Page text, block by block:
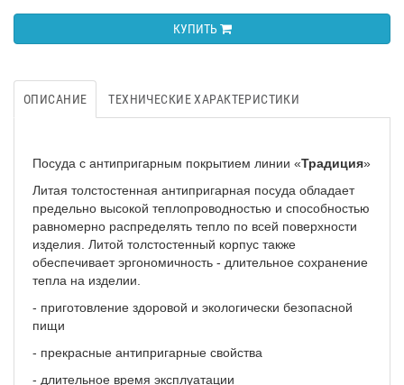
КУПИТЬ
ОПИСАНИЕ ТЕХНИЧЕСКИЕ ХАРАКТЕРИСТИКИ
Посуда с антипригарным покрытием линии «Традиция»
Литая толстостенная антипригарная посуда обладает
предельно высокой теплопроводностью и способностью
равномерно распределять тепло по всей поверхности
изделия. Литой толстостенный корпус также
обеспечивает эргономичность - длительное сохранение
тепла на изделии.
- приготовление здоровой и экологически безопасной
пищи
- прекрасные антипригарные свойства
- длительное время эксплуатации